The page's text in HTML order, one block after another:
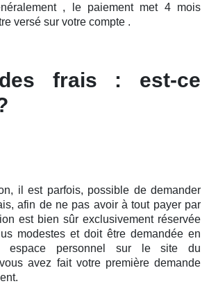
, le paiement met 4 mois
versé sur votre compte .
frais : est-ce
il est parfois, possible de demander
afin de ne pas avoir à tout payer par
est bien sûr exclusivement réservée
modestes et doit être demandée en
espace personnel sur le site du
avez fait votre première demande